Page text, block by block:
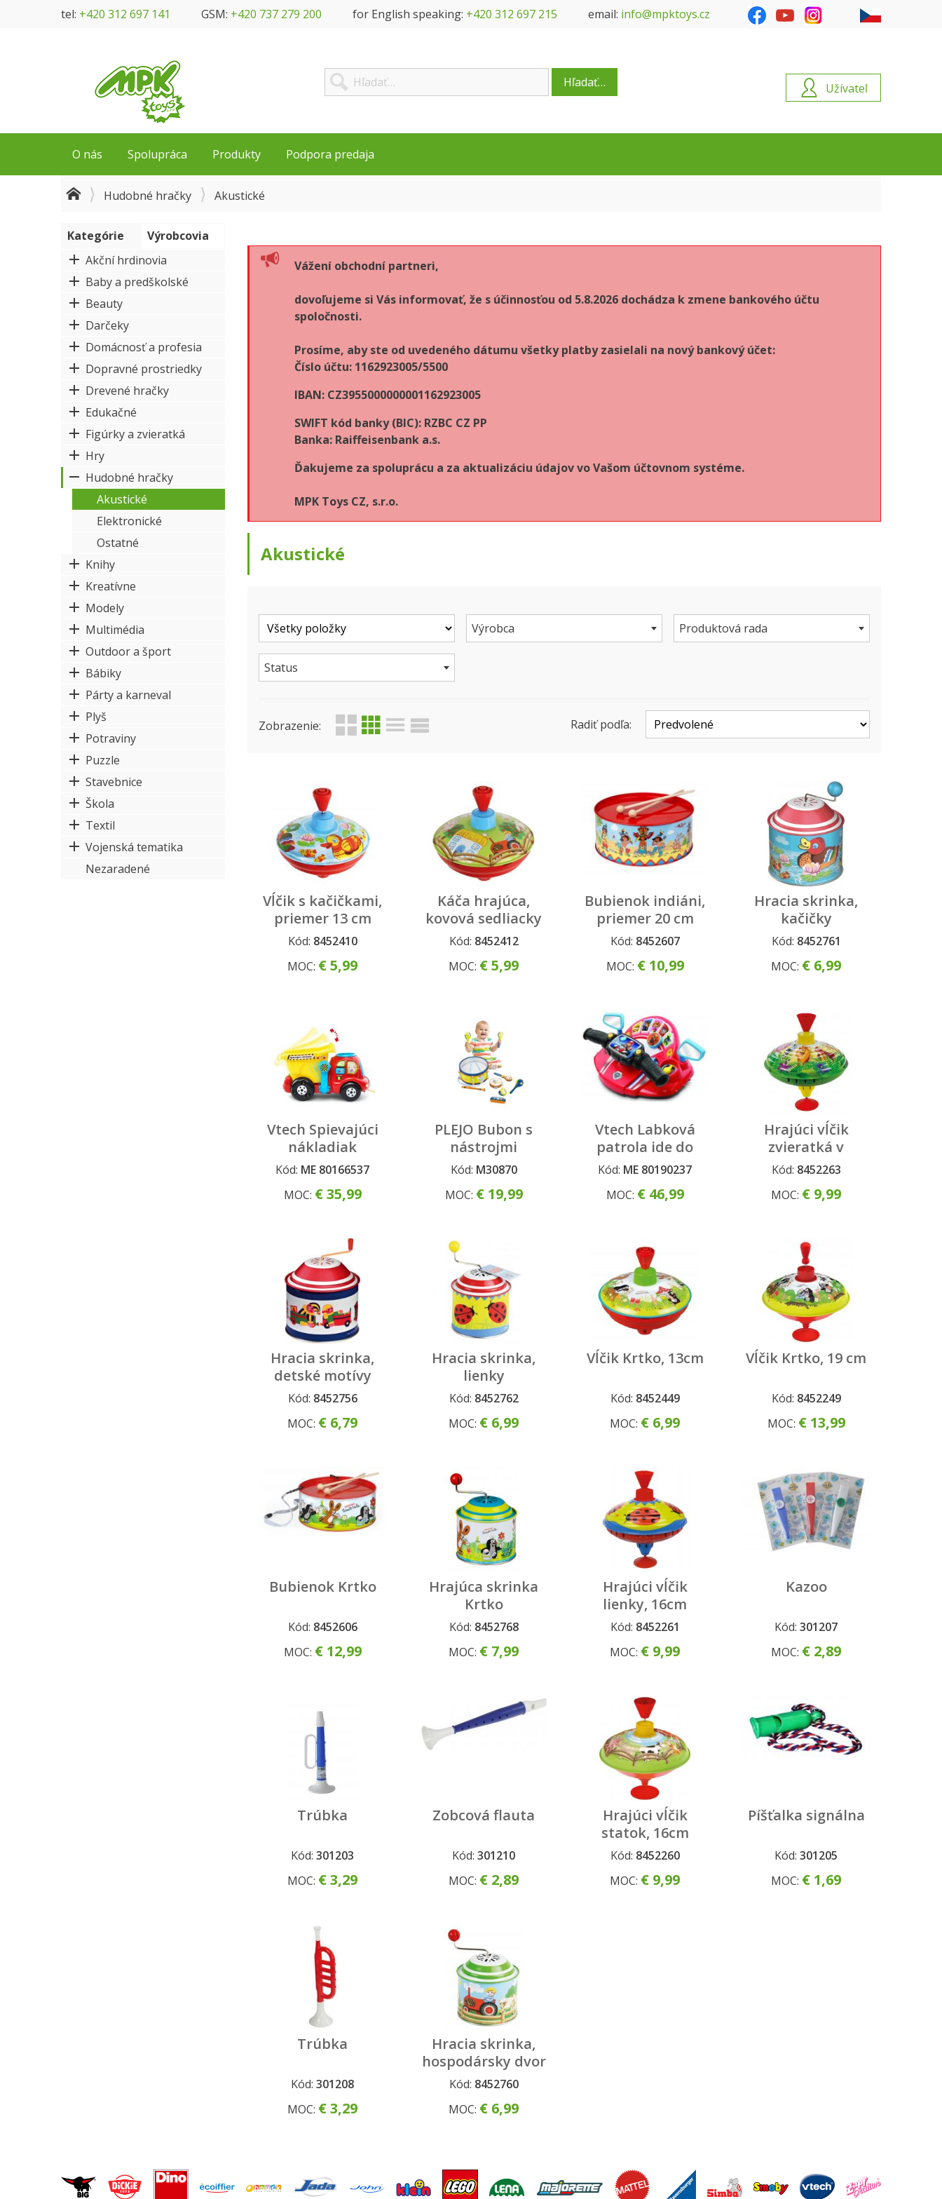
tel: +420 312 697 141 GSM: +420 737 279 200 for English speaking: +420 312 697 215 email: info@mpktoys.cz
Hľadať…
O nás Spolupráca Produkty Podpora predaja
Užívateľ
Hudobné hračky Akustické
Kategórie
Výrobcovia
Akční hrdinovia
Baby a predškolské
Beauty
Darčeky
Domácnosť a profesia
Dopravné prostriedky
Drevené hračky
Edukačné
Figúrky a zvieratká
Hry
Hudobné hračky
Akustické
Elektronické
Ostatné
Knihy
Kreatívne
Modely
Multimédia
Outdoor a šport
Bábiky
Párty a karneval
Plyš
Potraviny
Puzzle
Stavebnice
Škola
Textil
Vojenská tematika
Nezaradené
Vážení obchodní partneri,
dovoľujeme si Vás informovať, že s účinnosťou od 5.8.2026 dochádza k zmene bankového účtu
spoločnosti.
Prosíme, aby ste od uvedeného dátumu všetky platby zasielali na nový bankový účet:
Číslo účtu: 1162923005/5500
IBAN: CZ3955000000001162923005
SWIFT kód banky (BIC): RZBC CZ PP
Banka: Raiffeisenbank a.s.
Ďakujeme za spoluprácu a za aktualizáciu údajov vo Vašom účtovnom systéme.
MPK Toys CZ, s.r.o.
Akustické
Výrobca Produktová rada
Status
Zobrazenie: Radiť podľa:
Vĺčik s kačičkami,
priemer 13 cm
Kód: 8452410
MOC: € 5,99
Káča hrajúca,
kovová sedliacky
dvor, priemer 13
Kód: 8452412
MOC: € 5,99
Bubienok indiáni,
priemer 20 cm
Kód: 8452607
MOC: € 10,99
Hracia skrinka,
kačičky
Kód: 8452761
MOC: € 6,99
Vtech Spievajúci
nákladiak
Kód: ME 80166537
MOC: € 35,99
PLEJO Bubon s
nástrojmi
Kód: M30870
MOC: € 19,99
Vtech Labková
patrola ide do
akcie SK (riadidlá)
Kód: ME 80190237
MOC: € 46,99
Hrajúci vĺčik
zvieratká v
džungli 16cm
Kód: 8452263
MOC: € 9,99
Hracia skrinka,
detské motívy
Kód: 8452756
MOC: € 6,79
Hracia skrinka,
lienky
Kód: 8452762
MOC: € 6,99
Vĺčik Krtko, 13cm
Kód: 8452449
MOC: € 6,99
Vĺčik Krtko, 19 cm
Kód: 8452249
MOC: € 13,99
Bubienok Krtko
Kód: 8452606
MOC: € 12,99
Hrajúca skrinka
Krtko
Kód: 8452768
MOC: € 7,99
Hrajúci vĺčik
lienky, 16cm
Kód: 8452261
MOC: € 9,99
Kazoo
Kód: 301207
MOC: € 2,89
Trúbka
Kód: 301203
MOC: € 3,29
Zobcová flauta
Kód: 301210
MOC: € 2,89
Hrajúci vĺčik
statok, 16cm
Kód: 8452260
MOC: € 9,99
Píšťalka signálna
Kód: 301205
MOC: € 1,69
Trúbka
Kód: 301208
MOC: € 3,29
Hracia skrinka,
hospodársky dvor
Kód: 8452760
MOC: € 6,99